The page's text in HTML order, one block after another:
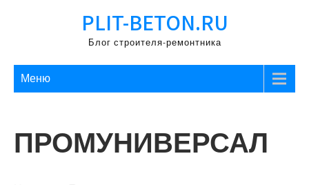
PLIT-BETON.RU
Блог строителя-ремонтника
Меню
ПРОМУНИВЕРСАЛ